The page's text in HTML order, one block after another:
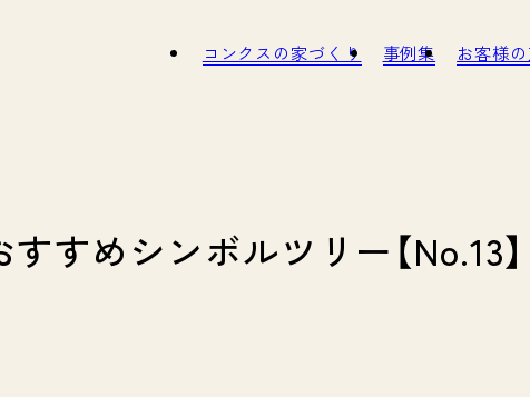
コンクスの家づくり 事例集 お
すめシンボルツリー【No.13】